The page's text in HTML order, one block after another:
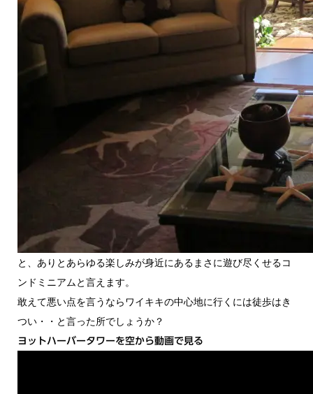
と、ありとあらゆる楽しみが身近にあるまさに遊び尽くせるコ
ンドミニアムと言えます。
敢えて悪い点を言うならワイキキの中心地に行くには徒歩はき
つい・・と言った所でしょうか？
ヨットハーバータワーを空から動画で見る